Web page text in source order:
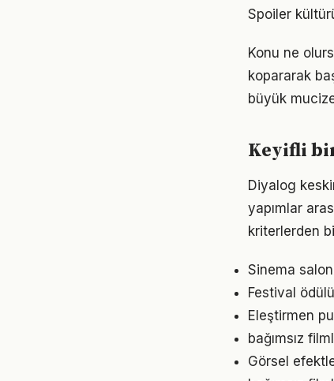
Spoiler
Konu ne
kopararak
büyük
Keyifli
Diyalog
yapımlar
kriterlerden
Sinema
Festival
Eleştirmen
bağımsız
Görsel